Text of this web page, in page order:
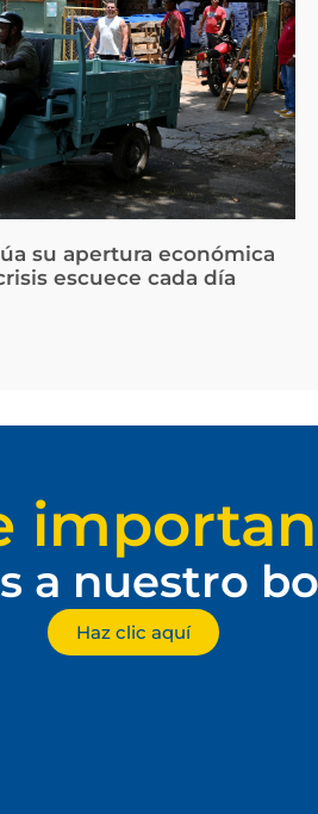
su apertura económica
escuece cada día
a nuestro
Haz clic aquí